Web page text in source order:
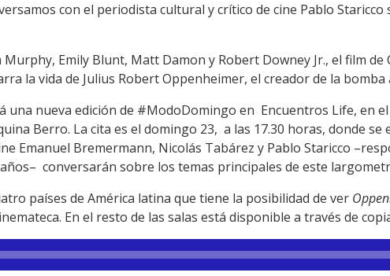
con el periodista cultural y crítico de cine Pablo Staricco
Emily Blunt, Matt Damon y Robert Downey Jr., el film
la vida de Julius Robert Oppenheimer, el creador de la bomba
una nueva edición de #ModoDomingo en Encuentros Life, en
Berro. La cita es el domingo 23, a las 17.30 horas, donde se
Emanuel Bremermann, Nicolás Tabárez y Pablo Staricco
años– conversarán sobre los temas principales de este
países de América latina que tiene la posibilidad de ver
En el resto de las salas está disponible a través de